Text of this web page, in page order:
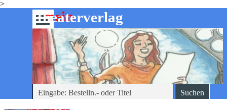
>
Direkt zum Seiteninhalt
-theaterverlag
mein
Menü überspringen
Suchen